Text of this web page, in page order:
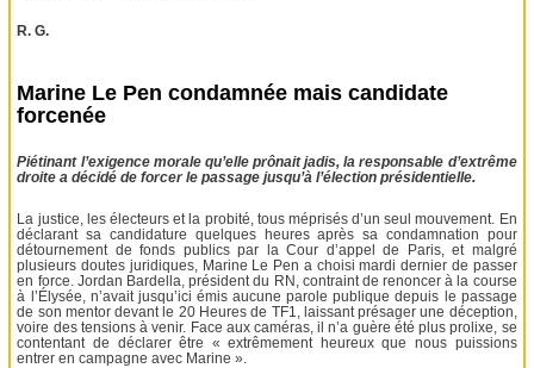
R. G.
Marine Le Pen condamnée mais candidate
forcenée
Piétinant l’exigence morale qu’elle prônait jadis, la responsable d’extrême
droite a décidé de forcer le passage jusqu’à l’élection présidentielle.
La justice, les électeurs et la probité, tous méprisés d’un seul mouvement. En
déclarant sa candidature quelques heures après sa condamnation pour
détournement de fonds publics par la Cour d’appel de Paris, et malgré
plusieurs doutes juridiques, Marine Le Pen a choisi mardi dernier de passer
en force. Jordan Bardella, président du RN, contraint de renoncer à la course
à l’Élysée, n’avait jusqu’ici émis aucune parole publique depuis le passage
de son mentor devant le 20 Heures de TF1, laissant présager une déception,
voire des tensions à venir. Face aux caméras, il n’a guère été plus prolixe, se
contentant de déclarer être « extrêmement heureux que nous puissions
entrer en campagne avec Marine ».